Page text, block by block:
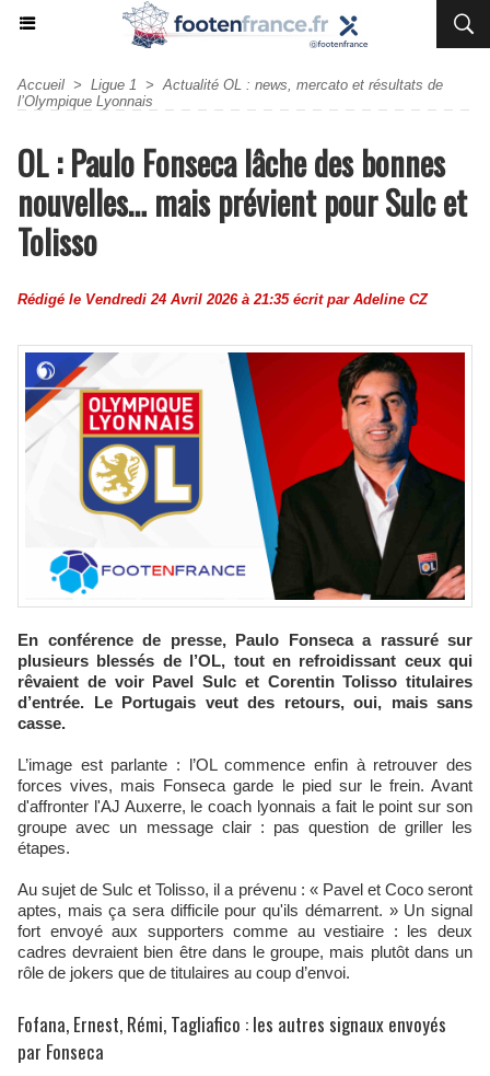
Accueil > Ligue 1 > Actualité OL : news, mercato et résultats de
l’Olympique Lyonnais
OL : Paulo Fonseca lâche des bonnes
nouvelles… mais prévient pour Sulc et
Tolisso
Rédigé le Vendredi 24 Avril 2026 à 21:35 écrit par Adeline CZ
En conférence de presse, Paulo Fonseca a rassuré sur
plusieurs blessés de l’OL, tout en refroidissant ceux qui
rêvaient de voir Pavel Sulc et Corentin Tolisso titulaires
d’entrée. Le Portugais veut des retours, oui, mais sans
casse.
L’image est parlante : l’OL commence enfin à retrouver des
forces vives, mais Fonseca garde le pied sur le frein. Avant
d'affronter l'AJ Auxerre, le coach lyonnais a fait le point sur son
groupe avec un message clair : pas question de griller les
étapes.
Au sujet de Sulc et Tolisso, il a prévenu : « Pavel et Coco seront
aptes, mais ça sera difficile pour qu'ils démarrent. » Un signal
fort envoyé aux supporters comme au vestiaire : les deux
cadres devraient bien être dans le groupe, mais plutôt dans un
rôle de jokers que de titulaires au coup d’envoi.
Fofana, Ernest, Rémi, Tagliafico : les autres signaux envoyés
par Fonseca